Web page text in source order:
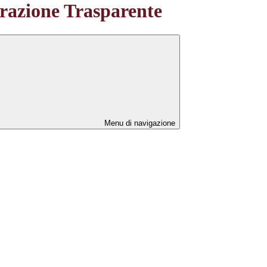
Trasparente
Menu di navigazione